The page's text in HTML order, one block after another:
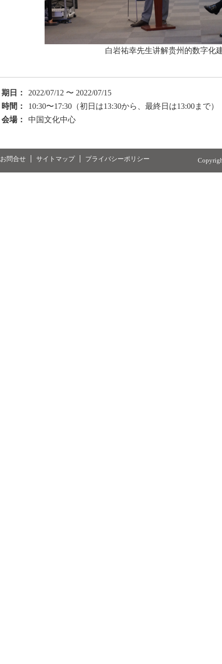
白岩祐幸先生讲解贵州的数字化
期日：
2022/07/12 〜 2022/07/15
時間：
10:30〜17:30（初日は13:30から、最終日は13:00まで）
会場：
中国文化中心
お問合せ サイトマップ プライバシーポリシー